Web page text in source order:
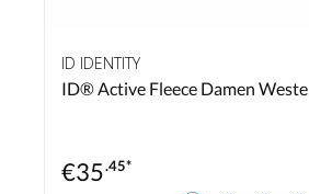
ID IDENTITY
ID® Active Fleece Damen Weste
€35.45*